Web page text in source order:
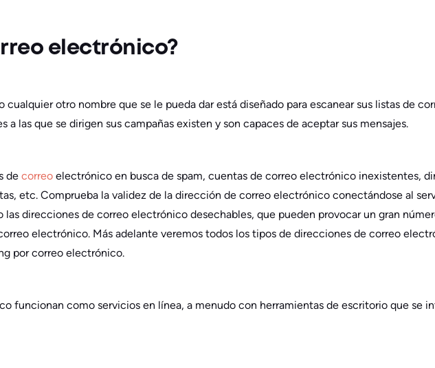
electrónico?
otro nombre que se le pueda dar está diseñado para escanear sus listas de
a las que se dirigen sus campañas existen y son capaces de aceptar sus mensajes.
de correo electrónico en busca de spam, cuentas de correo electrónico inexistentes,
etc. Comprueba la validez de la dirección de correo electrónico conectándose al
direcciones de correo electrónico desechables, que pueden provocar un gran
electrónico. Más adelante veremos todos los tipos de direcciones de correo
por correo electrónico.
funcionan como servicios en línea, a menudo con herramientas de escritorio que se